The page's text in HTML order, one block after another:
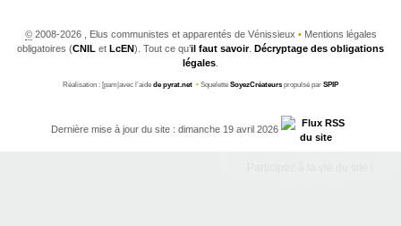
©2008-2026 , Elus communistes et apparentés de Vénissieux •Mentions légales
obligatoires (CNIL et LcEN). Tout ce qu’il faut savoir. Décryptage des obligations
légales
Réalisation : [pam|avec l’aide de pyrat.net • Squelette SoyezCréateurs propulsé par SPIP
Dernière mise à jour du site : dimanche 19 avril 2026